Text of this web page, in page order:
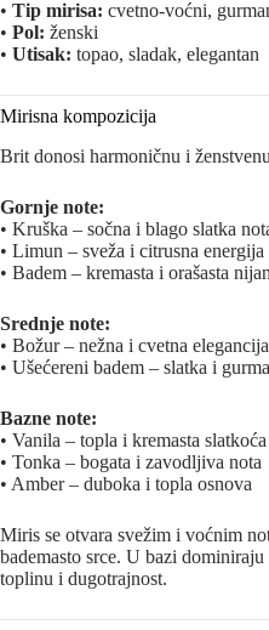
• Tip mirisa: cvetno-voćni,
• Pol: ženski
• Utisak: topao, sladak, elegantan
Mirisna kompozicija
Brit donosi harmoničnu i
Gornje note:
• Kruška – sočna i blago slatka
• Limun – sveža i citrusna energija
• Badem – kremasta i orašasta
Srednje note:
• Božur – nežna i cvetna elegancija
• Ušećereni badem – slatka i
Bazne note:
• Vanila – topla i kremasta slatkoća
• Tonka – bogata i zavodljiva nota
• Amber – duboka i topla osnova
Miris se otvara svežim i voćnim
bademasto srce. U bazi
toplinu i dugotrajnost.